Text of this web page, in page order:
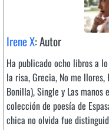
Irene X: Autor
Ha publicado ocho libros a
la risa, Grecia, No me
Bonilla), Single y Las
colección de poesía de
chica no olvida fue